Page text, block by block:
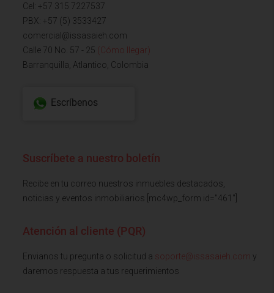
Cel: +57 315 7227537
PBX: +57 (5) 3533427
comercial@issasaieh.com
Calle 70 No. 57 - 25 (Cómo llegar)
Barranquilla, Atlantico, Colombia
Escríbenos
Suscríbete a nuestro boletín
Recibe en tu correo nuestros inmuebles destacados,
noticias y eventos inmobiliarios [mc4wp_form id="461"]
Atención al cliente (PQR)
Envianos tu pregunta o solicitud a soporte@issasaieh.com y
daremos respuesta a tus requerimientos